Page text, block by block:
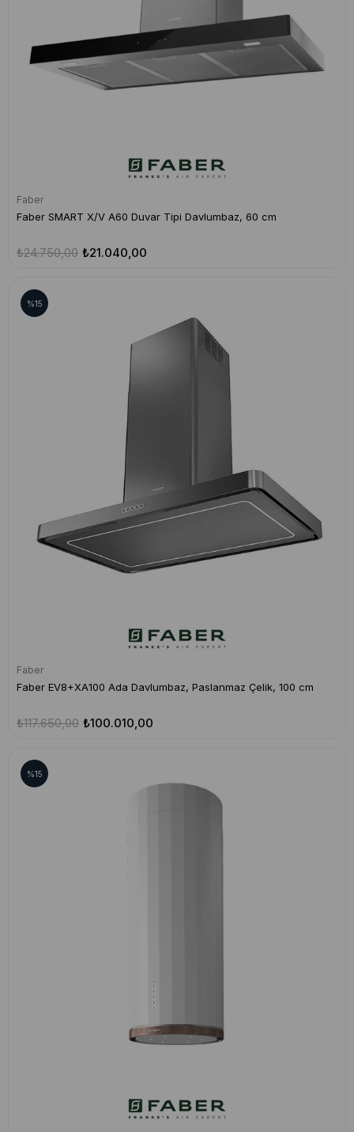
Faber
Faber SMART X/V A60 Duvar Tipi Davlumbaz, 60 cm
₺21.040,00
₺24.750,00
Faber
Faber EV8+XA100 Ada Davlumbaz, Paslanmaz Çelik, 100 cm
₺100.010,00
₺117.650,00
%15
%15